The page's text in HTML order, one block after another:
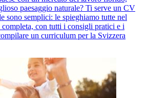
paesaggio naturale? Ti serve un CV
sono semplici: le spieghiamo tutte nel
con tutti i consigli pratici e i
un curriculum per la Svizzera